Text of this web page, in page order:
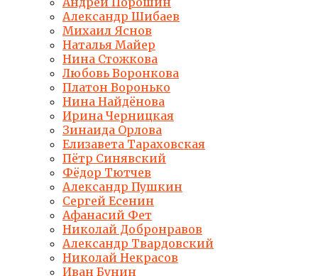
Александр Шибаев
Михаил Яснов
Наталья Майер
Нина Стожкова
Любовь Воронкова
Платон Воронько
Нина Найдёнова
Ирина Черницкая
Зинаида Орлова
Елизавета Тараховская
Пётр Синявский
Фёдор Тютчев
Александр Пушкин
Сергей Есенин
Афанасий Фет
Николай Добронравов
Александр Твардовский
Николай Некрасов
Иван Бунин